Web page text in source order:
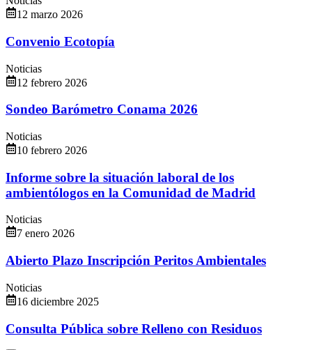
12 marzo 2026
Convenio Ecotopía
Noticias
12 febrero 2026
Sondeo Barómetro Conama 2026
Noticias
10 febrero 2026
Informe sobre la situación laboral de los
ambientólogos en la Comunidad de Madrid
Noticias
7 enero 2026
Abierto Plazo Inscripción Peritos Ambientales
Noticias
16 diciembre 2025
Consulta Pública sobre Relleno con Residuos